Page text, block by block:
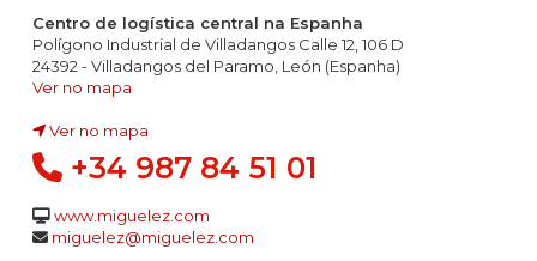
Centro de logística central na Espanha
Polígono Industrial de Villadangos Calle 12, 106 D
24392 - Villadangos del Paramo, León (Espanha)
Ver no mapa
Ver no mapa
+34 987 84 51 01
www.miguelez.com
miguelez@miguelez.com